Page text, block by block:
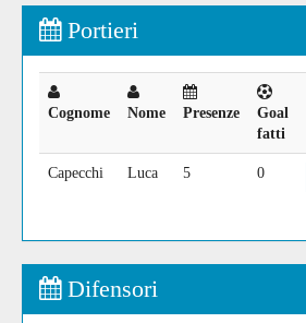
Portieri
Cognome Nome Presenze
Goal
fatti
Capecchi Luca 5 0
Difensori